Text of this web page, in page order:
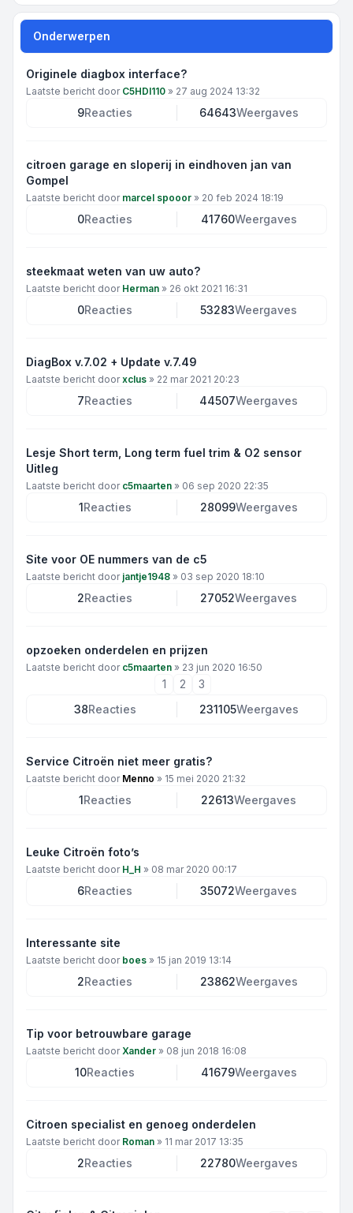
Onderwerpen
Originele diagbox interface?
Laatste bericht door C5HDI110 » 27 aug 2024 13:32
9Reacties 64643Weergaves
citroen garage en sloperij in eindhoven jan van
Gompel
Laatste bericht door marcel spooor » 20 feb 2024 18:19
0Reacties 41760Weergaves
steekmaat weten van uw auto?
Laatste bericht door Herman » 26 okt 2021 16:31
0Reacties 53283Weergaves
DiagBox v.7.02 + Update v.7.49
Laatste bericht doorxclus » 22 mar 2021 20:23
7Reacties 44507Weergaves
Lesje Short term, Long term fuel trim & O2 sensor
Uitleg
Laatste bericht door c5maarten » 06 sep 2020 22:35
1Reacties 28099Weergaves
Site voor OE nummers van de c5
Laatste bericht door jantje1948 » 03 sep 2020 18:10
2Reacties 27052Weergaves
opzoeken onderdelen en prijzen
Laatste bericht door c5maarten » 23 jun 2020 16:50
1 2
3
38Reacties 231105Weergaves
Service Citroën niet meer gratis?
Laatste bericht door Menno » 15 mei 2020 21:32
1Reacties 22613Weergaves
Leuke Citroën foto’s
Laatste bericht door H_H » 08 mar 2020 00:17
6Reacties 35072Weergaves
Interessante site
Laatste bericht door boes » 15 jan 2019 13:14
2Reacties 23862Weergaves
Tip voor betrouwbare garage
Laatste bericht doorXander » 08 jun 2018 16:08
10Reacties 41679Weergaves
Citroen specialist en genoeg onderdelen
Laatste bericht door Roman » 11 mar 2017 13:35
2Reacties 22780Weergaves